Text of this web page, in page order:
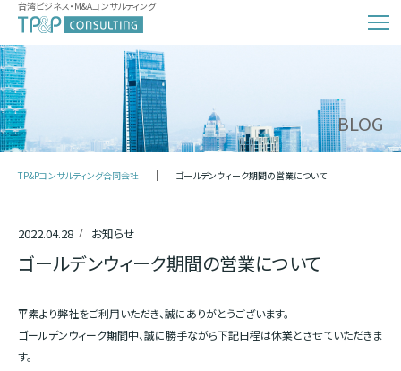
台湾ビジネス・M&Aコンサルティング
BLOG
TP&Pコンサルティング合同会社 ゴールデンウィーク期間の営業について
2022.04.28 お知らせ
ゴールデンウィーク期間の営業について
平素より弊社をご利用いただき、誠にありがとうございます。
ゴールデンウィーク期間中、誠に勝手ながら下記日程は休業とさせていただきま
す。